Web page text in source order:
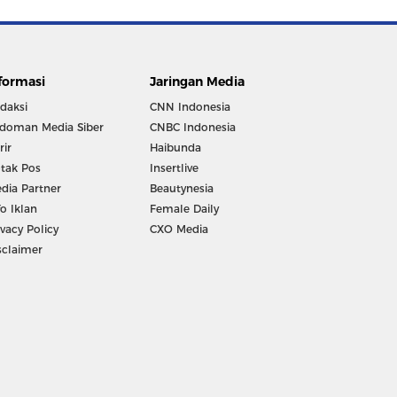
Media Siber
Pos
Partner
Iklan
Policy
Jaringan Media
CNN Indonesia
CNBC Indonesia
Haibunda
Insertlive
Beautynesia
Female Daily
CXO Media